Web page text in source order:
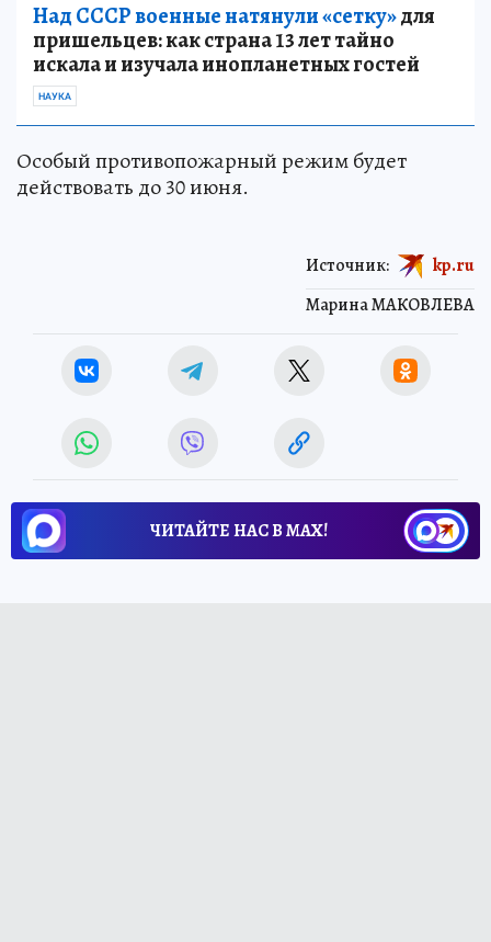
Над СССР военные натянули «сетку»для
пришельцев: как страна 13 лет тайно
искала и изучала инопланетных гостей
НАУКА
Особый противопожарный режим будет
действовать до 30 июня.
Марина МАКОВЛЕВА
Источник: kp.ru
ЧИТАЙТЕ НАС В МАХ!